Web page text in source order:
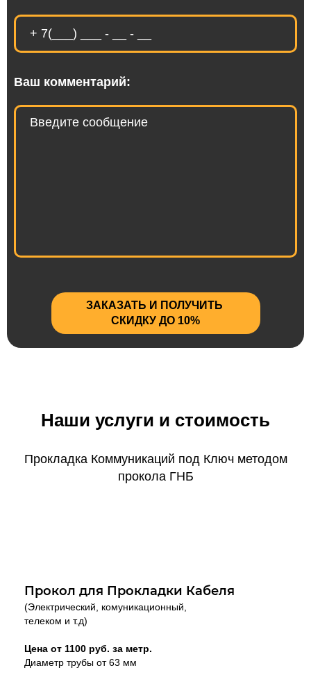
Ваш комментарий:
ЗАКАЗАТЬ И ПОЛУЧИТЬ
СКИДКУ ДО 10%
Наши услуги и стоимость
Прокладка Коммуникаций под Ключ методом
прокола ГНБ
Прокол для Прокладки Кабеля
(Электрический, комуникационный,
телеком и т.д)
Цена от 1100 руб. за метр.
Диаметр трубы от 63 мм